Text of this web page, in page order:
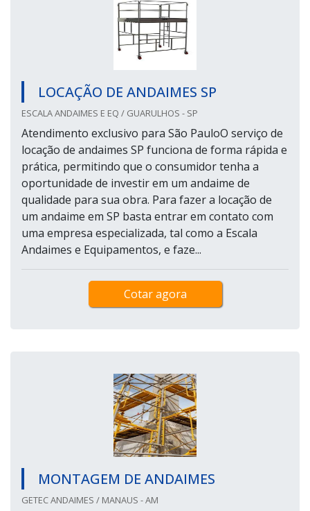
LOCAÇÃO DE ANDAIMES SP
ESCALA ANDAIMES E EQ / GUARULHOS - SP
Atendimento exclusivo para São PauloO serviço de
locação de andaimes SP funciona de forma rápida e
prática, permitindo que o consumidor tenha a
oportunidade de investir em um andaime de
qualidade para sua obra. Para fazer a locação de
um andaime em SP basta entrar em contato com
uma empresa especializada, tal como a Escala
Andaimes e Equipamentos, e faze...
Cotar agora
MONTAGEM DE ANDAIMES
GETEC ANDAIMES / MANAUS - AM